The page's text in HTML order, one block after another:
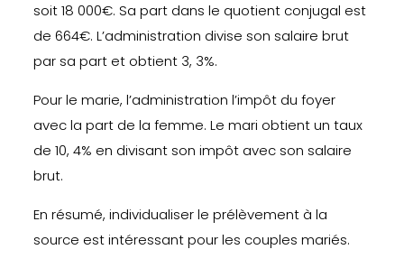
soit 18 000€. Sa part dans le quotient conjugal est
de 664€. L’administration divise son salaire brut
par sa part et obtient 3, 3%.
Pour le marie, l’administration l’impôt du foyer
avec la part de la femme. Le mari obtient un taux
de 10, 4% en divisant son impôt avec son salaire
brut.
En résumé, individualiser le prélèvement à la
source est intéressant pour les couples mariés.